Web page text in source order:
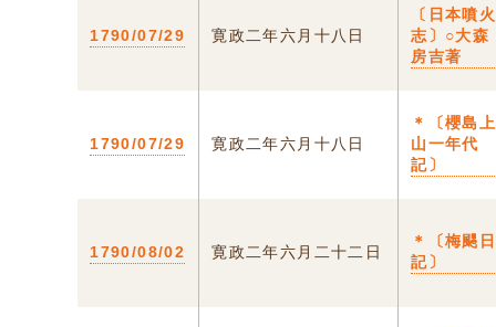
1790/07/29 寛政二年六月十八日
〔日本噴火
志〕○大森
房吉著
1790/07/29 寛政二年六月十八日
＊〔櫻島上
山一年代
記〕
1790/08/02 寛政二年六月二十二日
＊〔梅颸日
記〕